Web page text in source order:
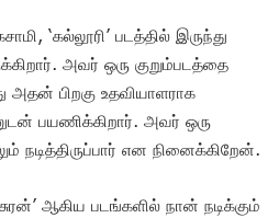
‘கல்லூரி’ படத்தில் இருந்து
அவர் ஒரு குறும்படத்தை
பிறகு உதவியாளராக
பயணிக்கிறார். அவர் ஒரு
நடித்திருப்பார் என நினைக்கிறேன்.
ஆகிய படங்களில் நான் நடிக்கும்